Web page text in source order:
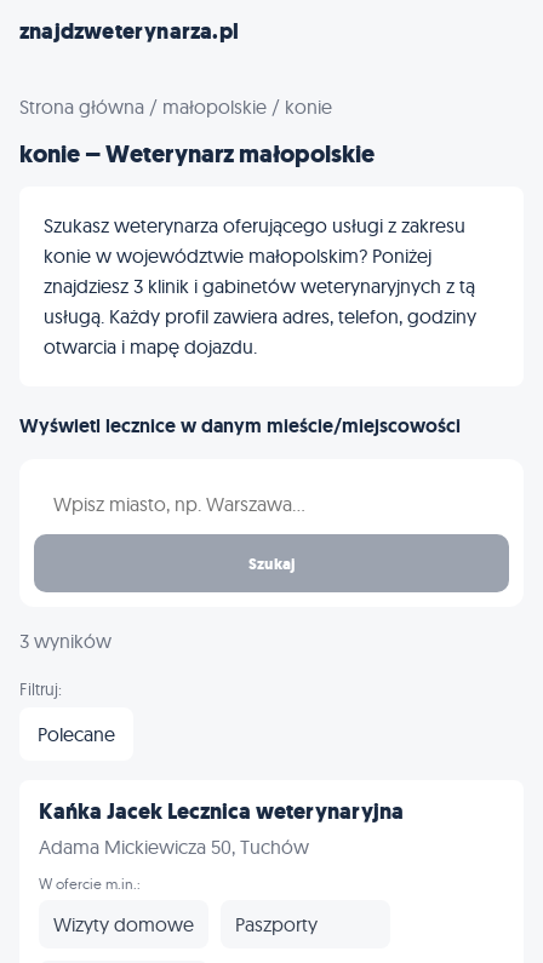
znajdzweterynarza.pl
Strona główna / małopolskie / konie
konie – Weterynarz małopolskie
Szukasz weterynarza oferującego usługi z zakresu
konie w województwie małopolskim? Poniżej
znajdziesz 3 klinik i gabinetów weterynaryjnych z tą
usługą. Każdy profil zawiera adres, telefon, godziny
otwarcia i mapę dojazdu.
Wyświetl lecznice w danym mieście/miejscowości
Szukaj
3 wyników
Filtruj:
Polecane
Kańka Jacek Lecznica weterynaryjna
Adama Mickiewicza 50, Tuchów
W ofercie m.in.:
Wizyty domowe Paszporty